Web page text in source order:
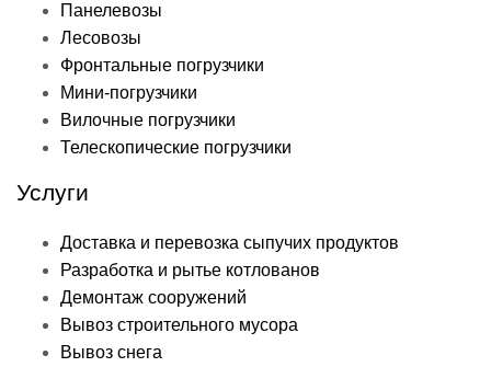
Панелевозы
Лесовозы
Фронтальные погрузчики
Мини-погрузчики
Вилочные погрузчики
Телескопические погрузчики
Услуги
Доставка и перевозка сыпучих продуктов
Разработка и рытье котлованов
Демонтаж сооружений
Вывоз строительного мусора
Вывоз снега